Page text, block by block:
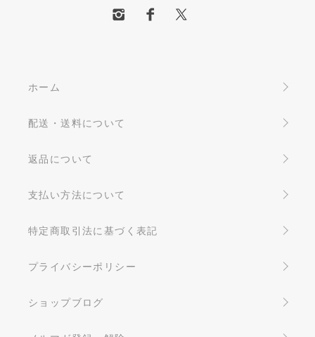
ホーム
配送・送料について
返品について
支払い方法について
特定商取引法に基づく表記
プライバシーポリシー
ショップブログ